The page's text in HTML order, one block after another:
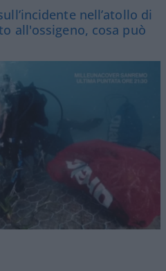
nell’atollo di
all'ossigeno, cosa può